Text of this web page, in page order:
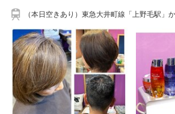
（本日空きあり）東急大井町線「上野毛駅」